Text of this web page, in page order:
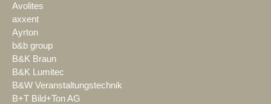
Avolites
axxent
Ayrton
b&b group
B&K Braun
B&K Lumitec
B&W Veranstaltungstechnik
B+T Bild+Ton AG